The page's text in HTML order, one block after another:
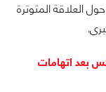
العلاقة المتوترة
بعد اتهامات